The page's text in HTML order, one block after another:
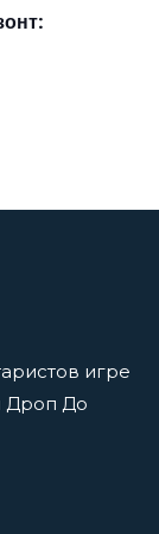
—
для
игре
Дроп До